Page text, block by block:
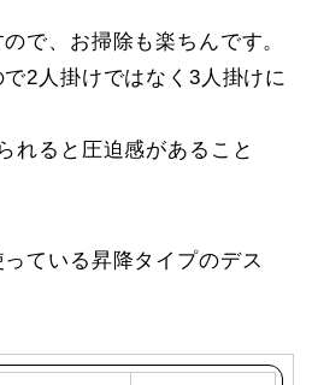
で、お掃除も楽ちんです。
2人掛けではなく3人掛けに
れると圧迫感があること
ている昇降タイプのデス